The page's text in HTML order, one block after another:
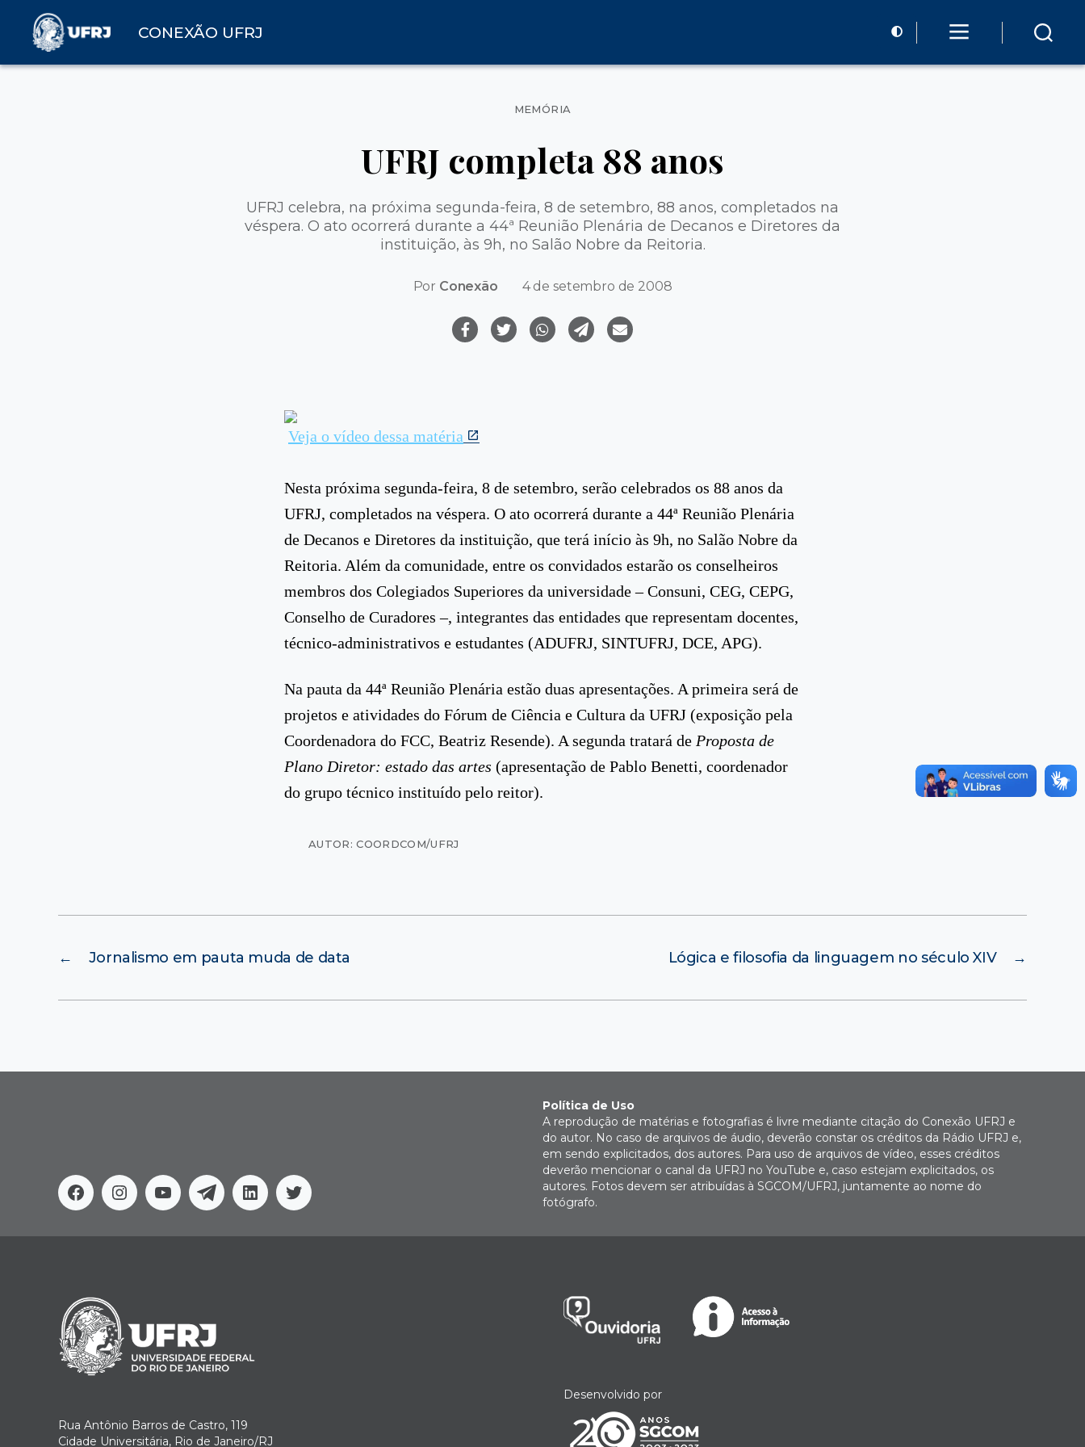
CONEXÃO UFRJ
Categorias
MEMÓRIA
UFRJ completa 88 anos
UFRJ celebra, na próxima segunda-feira, 8 de setembro, 88 anos, completados na
véspera. O ato ocorrerá durante a 44ª Reunião Plenária de Decanos e Diretores da
instituição, às 9h, no Salão Nobre da Reitoria.
Por Conexão 4 de setembro de 2008
Veja o vídeo dessa matéria
Nesta próxima segunda-feira, 8 de setembro, serão celebrados os 88 anos da
UFRJ, completados na véspera. O ato ocorrerá durante a 44ª Reunião Plenária
de Decanos e Diretores da instituição, que terá início às 9h, no Salão Nobre da
Reitoria. Além da comunidade, entre os convidados estarão os conselheiros
membros dos Colegiados Superiores da universidade – Consuni, CEG, CEPG,
Conselho de Curadores –, integrantes das entidades que representam docentes,
técnico-administrativos e estudantes (ADUFRJ, SINTUFRJ, DCE, APG).
Na pauta da 44ª Reunião Plenária estão duas apresentações. A primeira será de
projetos e atividades do Fórum de Ciência e Cultura da UFRJ (exposição pela
Coordenadora do FCC, Beatriz Resende). A segunda tratará de Proposta de
Plano Diretor: estado das artes (apresentação de Pablo Benetti, coordenador
do grupo técnico instituído pelo reitor).
AUTOR: COORDCOM/UFRJ
← Jornalismo em pauta muda de data →
Lógica e filosofia da linguagem no século XIV
FacebookInstagram
YoutubeTelegramLinkedinTwitter
Política de Uso
A reprodução de matérias e fotografias é livre mediante citação do Conexão UFRJ e
do autor. No caso de arquivos de áudio, deverão constar os créditos da Rádio UFRJ e,
em sendo explicitados, dos autores. Para uso de arquivos de vídeo, esses créditos
deverão mencionar o canal da UFRJ no YouTube e, caso estejam explicitados, os
autores. Fotos devem ser atribuídas à SGCOM/UFRJ, juntamente ao nome do
fotógrafo.
Rua Antônio Barros de Castro, 119
Cidade Universitária, Rio de Janeiro/RJ
Desenvolvido por